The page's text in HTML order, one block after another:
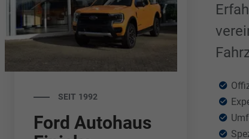
SEIT 1992
Ford Autohaus